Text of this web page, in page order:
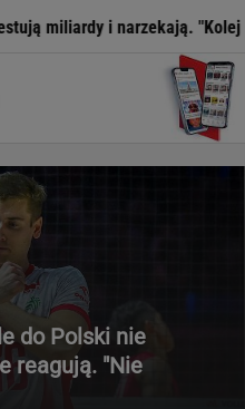
i narzekają. "Kolej niszczy
do Polski nie
reagują. "Nie